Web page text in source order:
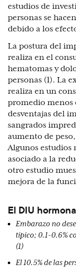
estudios de
personas se
debido a los
La postura del
realiza en el
hematomas y
personas (1). La
realiza en un
promedio menos
desventajas del
sangrados
aumento de
Algunos estudios
asociado a la
otro estudio
mejora de la
El DIU
Embarazo no
típico; 0.1-0.6%
(1)
El 10.5% de las